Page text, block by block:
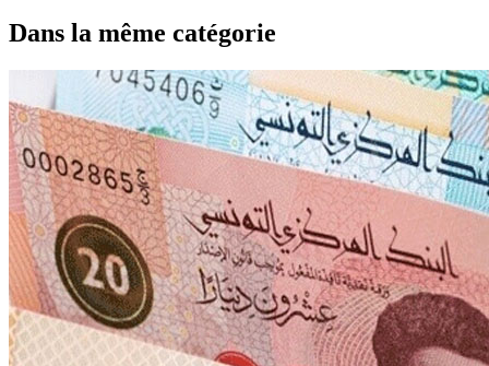
Dans la même catégorie